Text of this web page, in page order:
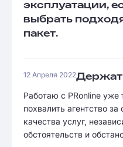
эксплуатации,
выбрать
пакет.
12 Апреля 2022Держат
Работаю с PRonline уже
похвалить агентство
качества услуг,
обстоятельств и